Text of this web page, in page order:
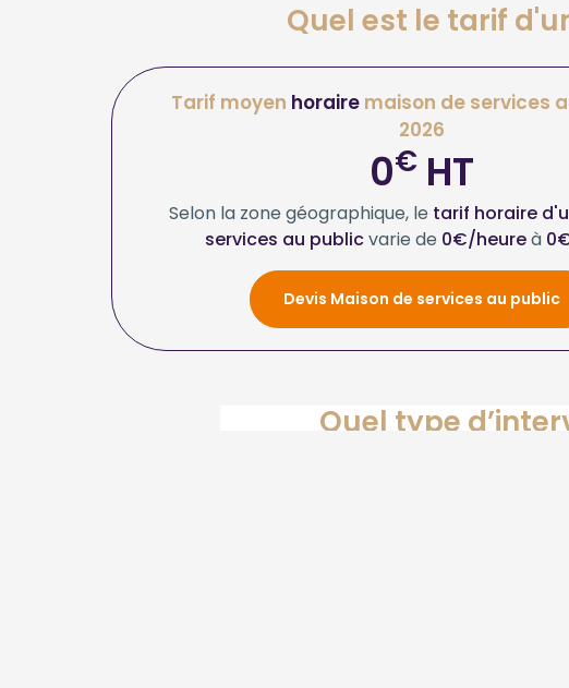
Quel est le tarif
Tarif moyen horaire maison de services
2026
0€ HT
Selon la zone géographique, le tarif horaire
services au publicvarie de 0€/heureà
Devis Maison de services au public
Quel type